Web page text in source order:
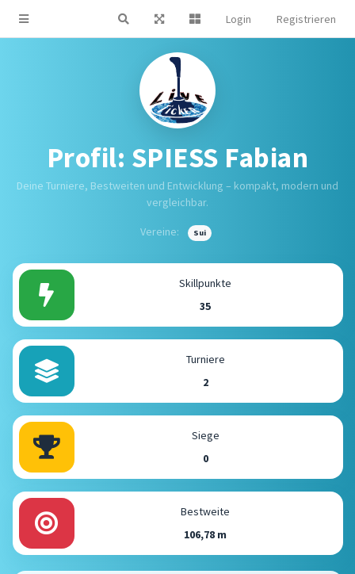
Login Registrieren
Profil: SPIESS Fabian
Deine Turniere, Bestweiten und Entwicklung – kompakt, modern und
vergleichbar.
Vereine: Sui
Skillpunkte
35
Turniere
2
Siege
0
Bestweite
106,78 m